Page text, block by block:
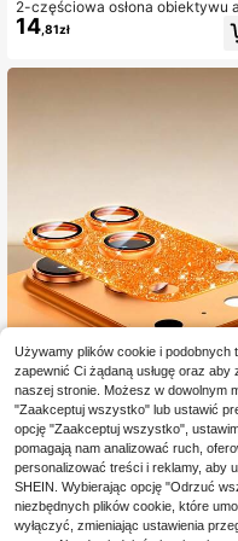
2-częściowa osłona obiektywu
ratu kompatybilna z 'em 17 Pro
6,9 cala, kompatybilna z
wstrząsy, odporna na upadki i
sowania.
14 ,81zł
Pomarańczowa folia ochronna
biektyw aparatu z brokatem do
7 Pro Max/17 Pro/Air/17/16/15/
3, przyjazna dla obiektywów,
sowy, błyszczący design,
9H, materiał PC, odporna na
wania, klej bez pęcherzyków
15,84zł
Używamy plików cookie i podobnych
zapewnić Ci żądaną usługę oraz
naszej stronie. Możesz w dowolnym
"Zaakceptuj wszystko" lub ustawić
opcję "Zaakceptuj wszystko",
pomagają nam analizować ruch,
personalizować treści i reklamy, aby
SHEIN. Wybierając opcję "Odrzuć
niezbędnych plików cookie, które
wyłączyć, zmieniając ustawienia